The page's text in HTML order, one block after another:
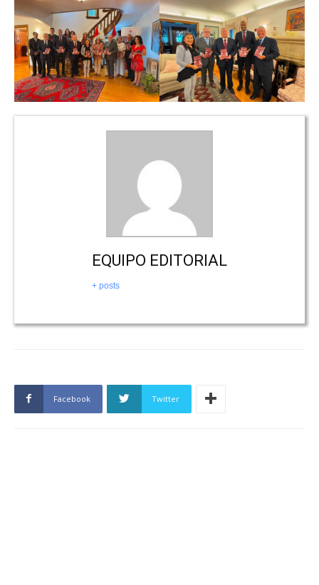
EQUIPO EDITORIAL
+ posts
Facebook Twitter